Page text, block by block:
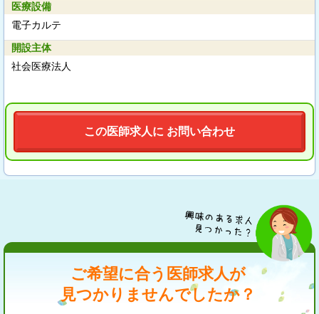
医療設備
電子カルテ
開設主体
社会医療法人
この医師求人に お問い合わせ
ご希望に合う医師求人が
見つかりませんでしたか？